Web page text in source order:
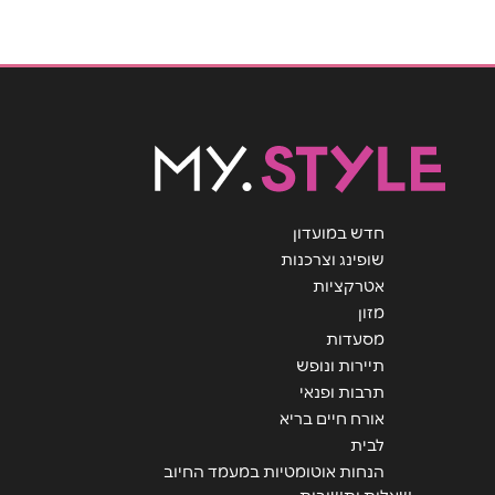
טלפון*
אימייל*
אנא חזרו אלי בקשר ל...
שליחה
חדש במועדון
שופינג וצרכנות
אטרקציות
מזון
מסעדות
תיירות ונופש
תרבות ופנאי
אורח חיים בריא
לבית
הנחות אוטומטיות במעמד החיוב